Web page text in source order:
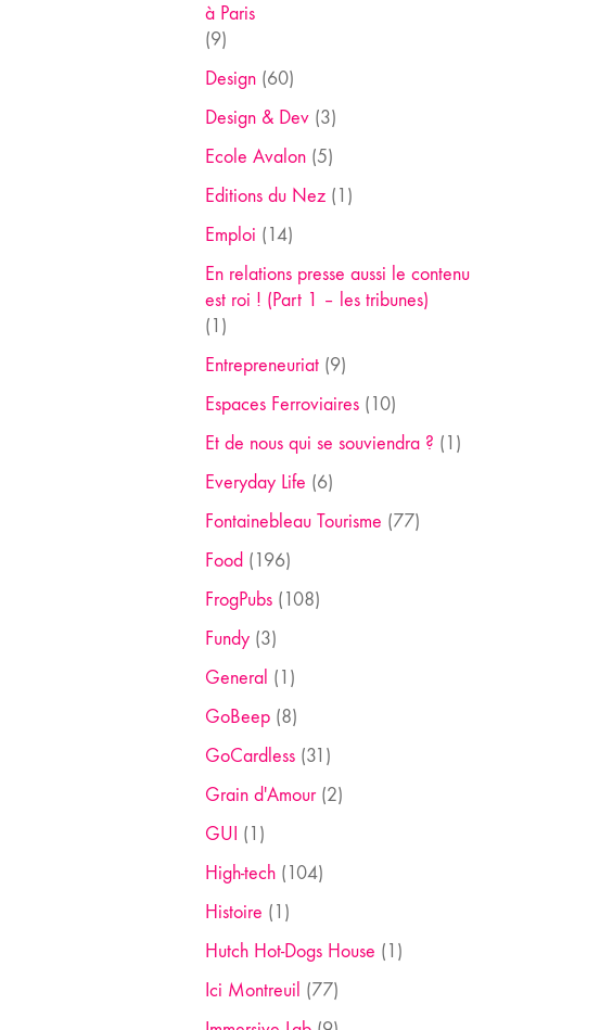
à Paris
(9)
Design(60)
Design & Dev(3)
Ecole Avalon(5)
Editions du Nez(1)
Emploi (14)
En relations presse aussi le contenu
est roi ! (Part 1 – les tribunes)
(1)
Entrepreneuriat(9)
Espaces Ferroviaires(10)
Et de nous qui se souviendra ? (1)
Everyday Life (6)
Fontainebleau Tourisme (77)
Food (196)
FrogPubs(108)
Fundy(3)
General (1)
GoBeep(8)
GoCardless(31)
Grain d'Amour(2)
GUI (1)
High-tech(104)
Histoire (1)
Hutch Hot-Dogs House (1)
Ici Montreuil (77)